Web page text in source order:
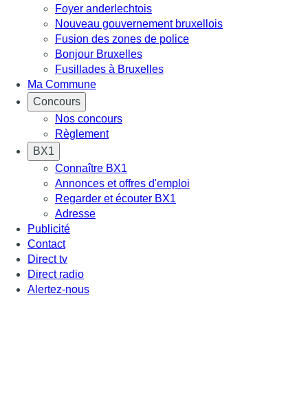
Foyer anderlechtois
Nouveau gouvernement bruxellois
Fusion des zones de police
Bonjour Bruxelles
Fusillades à Bruxelles
Ma Commune
Concours
Nos concours
Règlement
BX1
Connaître BX1
Annonces et offres d'emploi
Regarder et écouter BX1
Adresse
Publicité
Contact
Direct tv
Direct radio
Alertez-nous